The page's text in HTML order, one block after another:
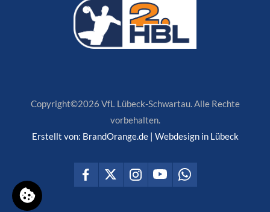
Copyright©2026 VfL Lübeck-Schwartau. Alle Rechte
vorbehalten.
Erstellt von: BrandOrange.de | Webdesign in Lübeck